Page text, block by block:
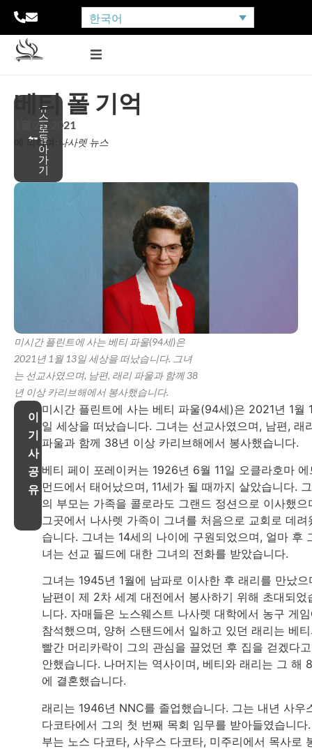
한국어
뉴
스
로
돌
아
가
기
베티 폴 기억
1월 21, 2021
에 의하여: 나사렛 뉴스
미시간 플린트에 사는 베티 파울(94세)은
2021년 1월 13일 세상을 떠났습니다. 그녀
는 선교사였으며, 남편, 래리 파울과 함께 38
년 이상 카리브해에서 봉사했습니다.
이
기
사
공
유
미시간 플린트에 사는 베티 파울(94세)은 2021년 1월
일 세상을 떠났습니다. 그녀는 선교사였으며, 남편, 래
파울과 함께 38년 이상 카리브해에서 봉사했습니다.
베티 페이 포레이커는 1926년 6월 11일 오클라호마 에
먼드에서 태어났으며, 11세가 될 때까지 살았습니다.
의 부모는 가족을 콜로라도 그랜드 정션으로 이사했으
그곳에서 나사렛 가족이 그녀를 처음으로 교회로 데려
습니다. 그녀는 14세의 나이에 구원되었으며, 얼마 후
녀는 선교 필드에 대한 그녀의 전화를 받았습니다.
그녀는 1945년 1월에 남파로 이사한 후 래리를 만났으
남편이 제 2차 세계 대전에서 봉사하기 위해 초대되었
니다. 자매들은 노스웨스트 나사렛 대학에서 농구 게
참석했으며, 양허 스탠드에서 일하고 있던 래리는 베
빨간 머리카락이 그의 관심을 끌었던 후 집을 걷겠다
안했습니다. 나머지는 역사이며, 베티와 래리는 그 해
에 결혼했습니다.
래리는 1946년 NNC를 졸업했습니다. 그는 내년 사우
다코타에서 그의 첫 번째 목회 임무를 받아들였습니다
부는 노스 다코타, 사우스 다코타, 미주리에서 목사로